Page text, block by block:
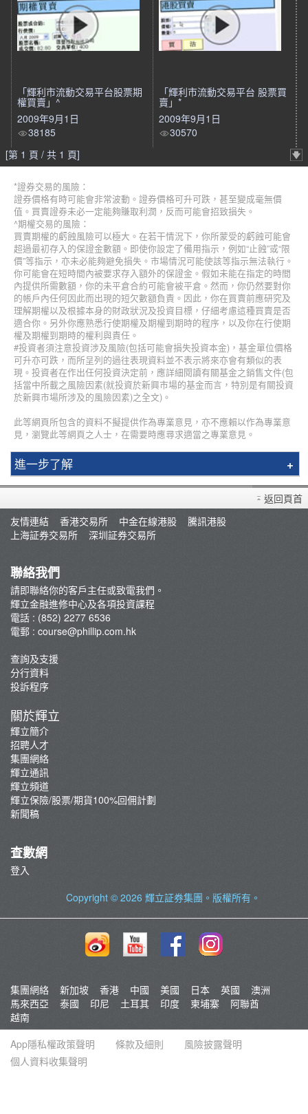
「輝利市流動交易平台股票期
權買賣」^
2009年9月1日
38185
「輝利市流動交易平台 股票買
賣」*
2009年9月1日
30570
[第 1 頁 / 共 1 頁]
*證券交易的風險：
證券價格有時可能會非常波動。證券價格可升可跌，甚至變成毫無價
值。買賣證券未必一定能夠賺取利潤，反而可能會招致損失。
^期權交易的風險：
買賣期權的虧蝕風險可以極大。在若干情況下，你所蒙受的虧蝕可能會
超過最初存入的保證金數額。即使你設定了備用指示，例如“止蝕”或“限
價”等指示，亦未必能夠避免損失。市場情況可能使該等指示無法執行。
你可能會在短時間內被要求存入額外的保證金。假如未能在指定的時間
內提供所需數額，你的未平倉合約可能會被平倉。然而，你仍然要對你
的帳戶內任何因此而出現的短欠數額負責。因此，你在買賣前應研究及
理解期權以及根據本身的財政狀況及投資目標，仔細考慮這種買賣是否
適合你。另外你應熟悉行使期權及期權到期時的程序，以及你在行使期
權及期權到期時的權利與責任。
#投資者須注意投資涉及風險(包括可能會損失投資本金)，基金單位價格
可升亦可跌，而所呈列的過往表現資料並不表示將來亦會有類似的表
現。投資者在作出任何投資決定前，應詳細閱讀有關基金之銷售文件(包
括當中所載之風險因素(就投資於新興市場的基金而言，特別是有關投資
於新興市場所涉及的風險因素)之全文)。
此等網頁所包含的資料不擬提供作為專業意見，亦不應賴以作為專業意
見，瀏覽此等網頁之人士，在需要時應尋求適當之專業意見。
進一步了解
簡介
輝立課程
講師
條款及細則
郭樹鈿博士股票期權策略班
George Au期權實戰技巧分享班
咖啡拉花工作坊
返回頁首
友情連結
香港交易所 中金在線港股
騰訊港股
上海証券交易所
深圳証券交易所
聯絡我們
請即聯絡你的客戶主任或致電我們。
輝立金融進修中心及各項投資課程
電話 : (852) 2277 6536
電郵 : course@phillip.com.hk
查詢及支援
分行資料
投訴程序
關於輝立
輝立簡介
招聘人才
集團網絡
輝立通訊
輝立頻道
輝立保險/股票/期貨100%回佣計劃
新聞稿
查數網
登入
Copyright © 2026 輝立証券集團 。版權所有。
集團網絡 新加坡 香港 中國 美國 日本 英國
澳洲
馬來西亞
泰國 印尼 土耳其 印度 柬埔寨
阿聯酋
越南
App隱私權政策聲明
條款及細則
風險披露聲明
個人資料收集聲明